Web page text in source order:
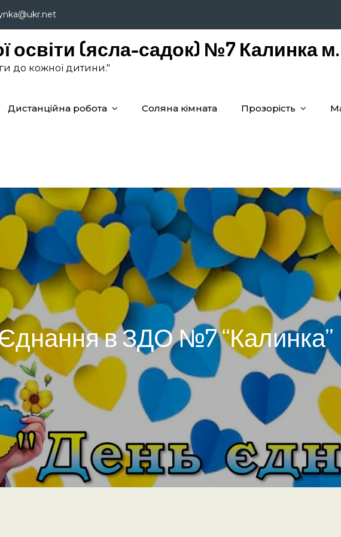
освіти (ясла-садок) №7 Калинка
до кожної дитини."
Дистанційна робота Соляна кімната Прозорість
в ЗДО №7 “Калинка”